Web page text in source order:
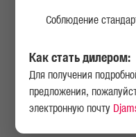
НАЙТИ СЕРВИСНЫЙ
Соблюдение
Как стать дилером:
Для получения
предложения,
электронную почту